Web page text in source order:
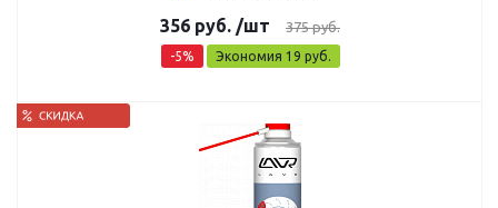
356 руб. /шт 375руб.
-5% Экономия 19 руб.